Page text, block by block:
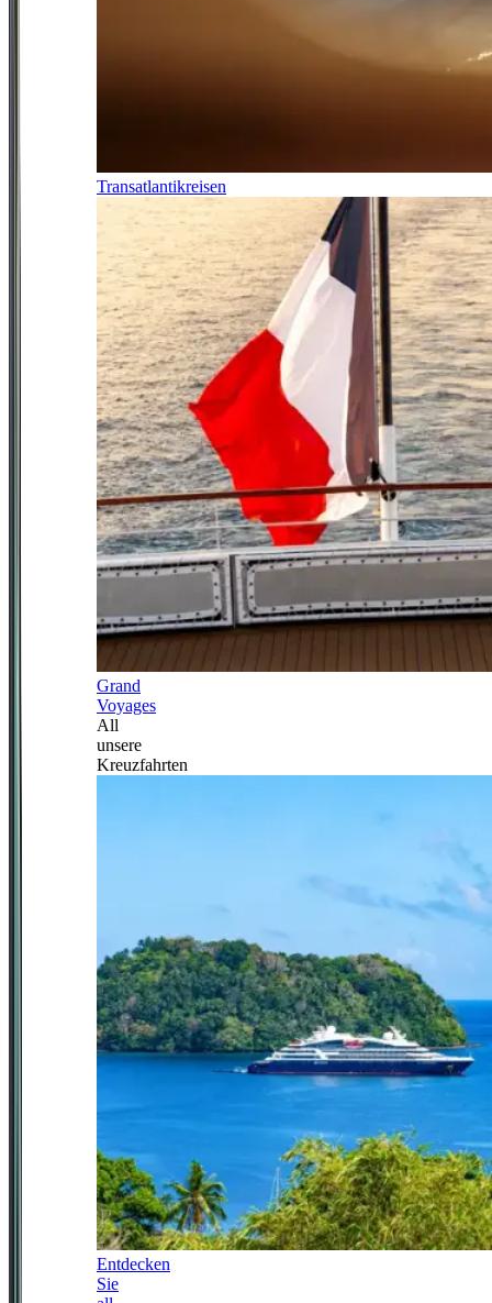
Transatlantikreisen
Grand
Voyages
All
unsere
Kreuzfahrten
Entdecken
Sie